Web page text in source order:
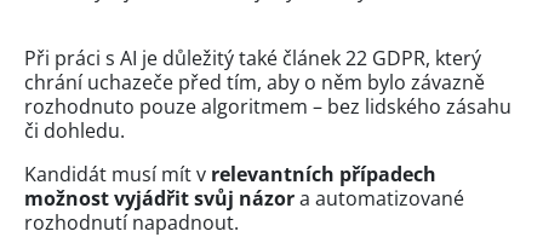
Při práci s AI je důležitý také článek 22 GDPR, který
chrání uchazeče před tím, aby o něm bylo závazně
rozhodnuto pouze algoritmem – bez lidského zásahu
či dohledu.
Kandidát musí mít v relevantních případech
možnost vyjádřit svůj názora automatizované
rozhodnutí napadnout.